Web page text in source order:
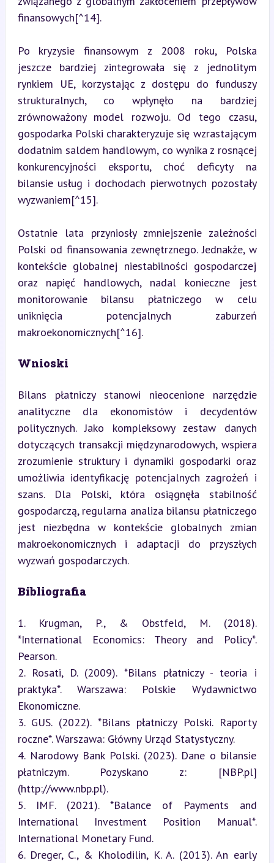
finansowych[^14].
Po kryzysie finansowym z 2008 roku, Polska
jeszcze bardziej zintegrowała się z jednolitym
rynkiem UE, korzystając z dostępu do funduszy
strukturalnych, co wpłynęło na bardziej
zrównoważony model rozwoju. Od tego czasu,
gospodarka Polski charakteryzuje się wzrastającym
dodatnim saldem handlowym, co wynika z rosnącej
konkurencyjności eksportu, choć deficyty na
bilansie usług i dochodach pierwotnych pozostały
wyzwaniem[^15].
Ostatnie lata przyniosły zmniejszenie zależności
Polski od finansowania zewnętrznego. Jednakże, w
kontekście globalnej niestabilności gospodarczej
oraz napięć handlowych, nadal konieczne jest
monitorowanie bilansu płatniczego w celu
uniknięcia potencjalnych zaburzeń
makroekonomicznych[^16].
Wnioski
Bilans płatniczy stanowi nieocenione narzędzie
analityczne dla ekonomistów i decydentów
politycznych. Jako kompleksowy zestaw danych
dotyczących transakcji międzynarodowych, wspiera
zrozumienie struktury i dynamiki gospodarki oraz
umożliwia identyfikację potencjalnych zagrożeń i
szans. Dla Polski, która osiągnęła stabilność
gospodarczą, regularna analiza bilansu płatniczego
jest niezbędna w kontekście globalnych zmian
makroekonomicznych i adaptacji do przyszłych
wyzwań gospodarczych.
Bibliografia
1. Krugman, P., & Obstfeld, M. (2018).
*International Economics: Theory and Policy*.
Pearson.
2. Rosati, D. (2009). *Bilans płatniczy - teoria i
praktyka*. Warszawa: Polskie Wydawnictwo
Ekonomiczne.
3. GUS. (2022). *Bilans płatniczy Polski. Raporty
roczne*. Warszawa: Główny Urząd Statystyczny.
4. Narodowy Bank Polski. (2023). Dane o bilansie
płatniczym. Pozyskano z: [NBP.pl]
(http://www.nbp.pl).
5. IMF. (2021). *Balance of Payments and
International Investment Position Manual*.
International Monetary Fund.
6. Dreger, C., & Kholodilin, K. A. (2013). An early